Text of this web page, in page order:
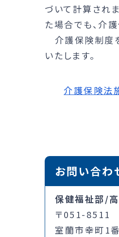
づいて計算され
た場合でも、介
介護保険制度
いたします。
介護保険法
お問い合わ
保健福祉部/
〒051-8511
室蘭市幸町1